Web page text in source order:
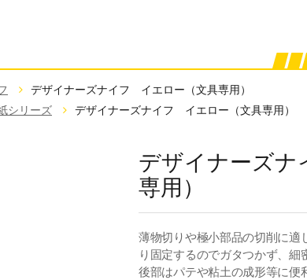
デザイナーズナイフ イエロー（文具専用）
シリーズ デザイナーズナイフ イエロー（文具専用）
デザイナーズ
専用）
薄物切りや極小部品の切削に適
り固定するのでガタつかず、
後部はパテや粘土の成形等に便